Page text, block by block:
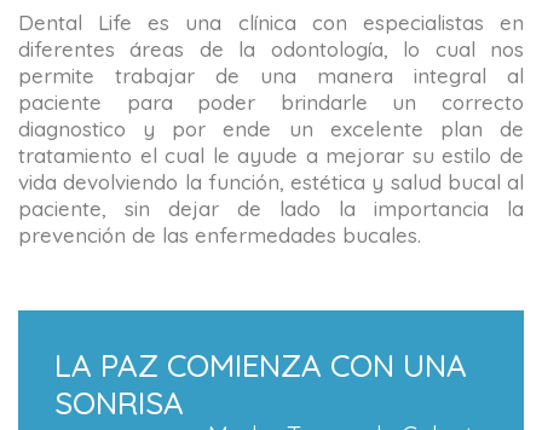
Dental Life es una clínica con especialistas en
diferentes áreas de la odontología, lo cual nos
permite trabajar de una manera integral al
paciente para poder brindarle un correcto
diagnostico y por ende un excelente plan de
tratamiento el cual le ayude a mejorar su estilo de
vida devolviendo la función, estética y salud bucal al
paciente, sin dejar de lado la importancia la
prevención de las enfermedades bucales.
LA PAZ COMIENZA CON UNA
SONRISA